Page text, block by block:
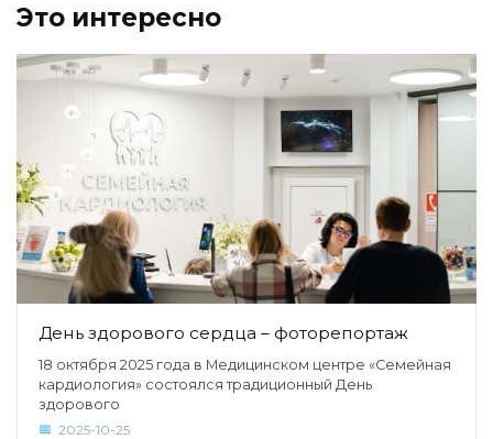
Это интересно
День здорового сердца – фоторепортаж
18 октября 2025 года в Медицинском центре «Семейная
кардиология» состоялся традиционный День
здорового
2025-10-25